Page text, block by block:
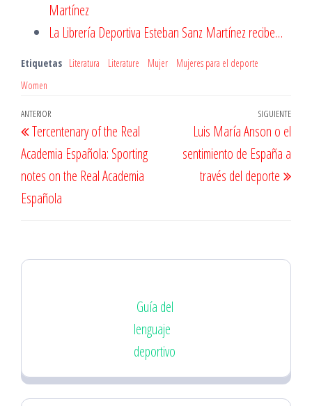
Martínez
La Librería Deportiva Esteban Sanz Martínez recibe…
Etiquetas Literatura Literature Mujer
Mujeres para el deporte
Women
Navegación
de
entradas
Entrada
anterior
ANTERIOR
Tercentenary of the Real
Academia Española: Sporting
notes on the Real Academia
Española
SIGUIENTE
Luis María Anson o el
sentimiento de España a
través del deporte
Guía del
lenguaje
deportivo